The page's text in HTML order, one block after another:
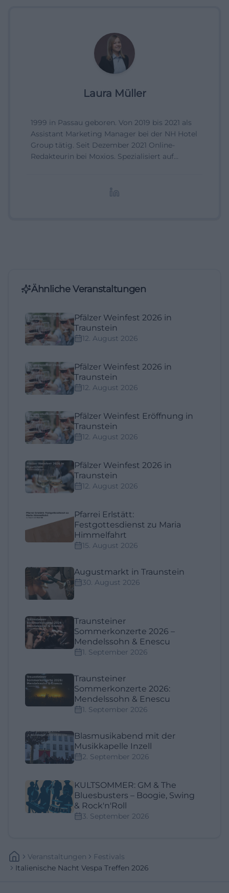
Laura Müller
1999 in Passau geboren. Von 2019 bis 2021 als
Assistant Marketing Manager bei der NH Hotel
Group tätig. Seit Dezember 2021 Online-
Redakteurin bei Moxios. Spezialisiert auf
Ähnliche Veranstaltungen
Pfälzer Weinfest 2026 in
Traunstein
12. August 2026
Pfälzer Weinfest 2026 in
Traunstein
12. August 2026
Pfälzer Weinfest Eröffnung in
Traunstein
12. August 2026
Pfälzer Weinfest 2026 in
Traunstein
12. August 2026
Pfarrei Erlstätt:
Festgottesdienst zu Maria
Himmelfahrt
15. August 2026
Augustmarkt in Traunstein
30. August 2026
Traunsteiner
Sommerkonzerte 2026 –
Mendelssohn & Enescu
1. September 2026
Traunsteiner
Sommerkonzerte 2026:
Mendelssohn & Enescu
1. September 2026
Blasmusikabend mit der
Musikkapelle Inzell
2. September 2026
KULTSOMMER: GM & The
Bluesbusters – Boogie, Swing
& Rock'n'Roll
3. September 2026
Veranstaltungen
Festivals
Italienische Nacht Vespa Treffen 2026